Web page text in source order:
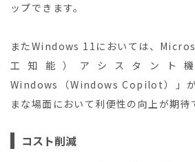
ップできます。
またWindows 11においては、
工知能）アシスタント
Windows（Windows Copilot）」
まな場面において利便性の向上が期待
コスト削減